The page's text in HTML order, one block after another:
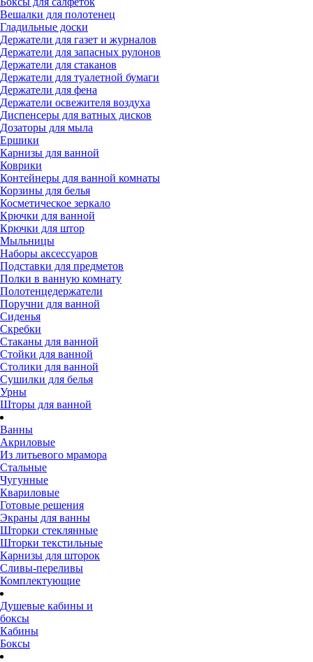
Вешалки для полотенец
Гладильные доски
Держатели для газет и журналов
Держатели для запасных рулонов
Держатели для стаканов
Держатели для туалетной бумаги
Держатели для фена
Держатели освежителя воздуха
Диспенсеры для ватных дисков
Дозаторы для мыла
Ершики
Карнизы для ванной
Коврики
Контейнеры для ванной комнаты
Корзины для белья
Косметическое зеркало
Крючки для ванной
Крючки для штор
Мыльницы
Наборы аксессуаров
Подставки для предметов
Полки в ванную комнату
Полотенцедержатели
Поручни для ванной
Сиденья
Скребки
Стаканы для ванной
Стойки для ванной
Столики для ванной
Сушилки для белья
Урны
Шторы для ванной
Ванны
Акриловые
Из литьевого мрамора
Стальные
Чугунные
Квариловые
Готовые решения
Экраны для ванны
Шторки стеклянные
Шторки текстильные
Карнизы для шторок
Сливы-переливы
Комплектующие
Душевые кабины и
боксы
Кабины
Боксы